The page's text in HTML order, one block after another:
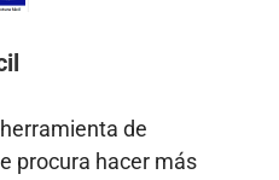
de
procura hacer más